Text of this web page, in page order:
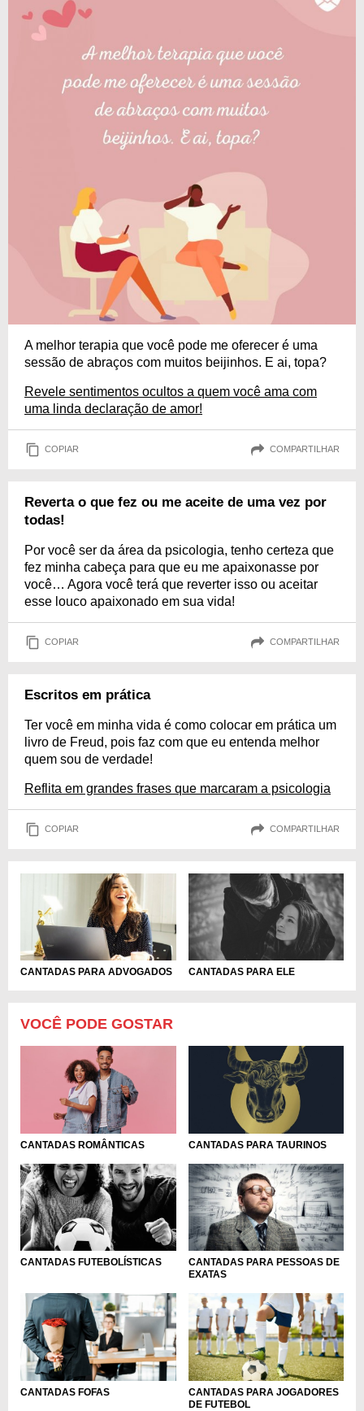
A melhor terapia que você pode me oferecer é uma
sessão de abraços com muitos beijinhos. E ai, topa?
Revele sentimentos ocultos a quem você ama com
uma linda declaração de amor!
COPIAR COMPARTILHAR
Reverta o que fez ou me aceite de uma vez por
todas!
Por você ser da área da psicologia, tenho certeza que
fez minha cabeça para que eu me apaixonasse por
você… Agora você terá que reverter isso ou aceitar
esse louco apaixonado em sua vida!
COPIAR COMPARTILHAR
Escritos em prática
Ter você em minha vida é como colocar em prática um
livro de Freud, pois faz com que eu entenda melhor
quem sou de verdade!
Reflita em grandes frases que marcaram a psicologia
COPIAR COMPARTILHAR
CANTADAS PARA ADVOGADOS CANTADAS PARA ELE
VOCÊ PODE GOSTAR
CANTADAS ROMÂNTICAS CANTADAS PARA TAURINOS
CANTADAS FUTEBOLÍSTICAS
CANTADAS PARA PESSOAS DE
EXATAS
CANTADAS FOFAS
CANTADAS PARA JOGADORES
DE FUTEBOL